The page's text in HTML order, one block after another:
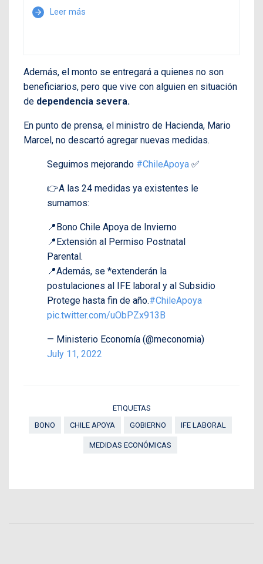
arrow_forward Leer más
Además, el monto se entregará a quienes no son
beneficiarios, pero que vive con alguien en situación
de dependencia severa.
En punto de prensa, el ministro de Hacienda, Mario
Marcel, no descartó agregar nuevas medidas.
Seguimos mejorando #ChileApoya ✅
👉A las 24 medidas ya existentes le
sumamos:
📍Bono Chile Apoya de Invierno
📍Extensión al Permiso Postnatal
Parental.
📍Además, se *extenderán la
postulaciones al IFE laboral y al Subsidio
Protege hasta fin de año.#ChileApoya
pic.twitter.com/uObPZx913B
— Ministerio Economía (@meconomia)
July 11, 2022
ETIQUETAS
BONO
CHILE APOYA GOBIERNO IFE LABORAL
MEDIDAS ECONÓMICAS